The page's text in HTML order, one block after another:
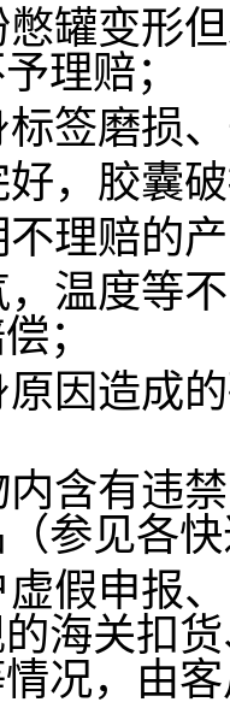
罐变形
理赔；
签磨损
，胶囊
不理赔的
，温度等
；
因造成
内含有违
参见各
虚假申报
海关扣
况，由